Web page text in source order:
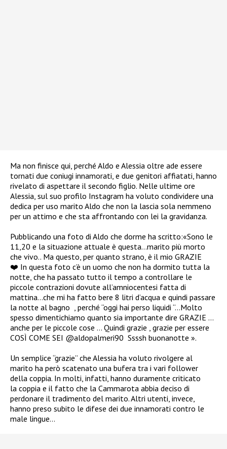
Ma non finisce qui, perché Aldo e Alessia oltre ade essere
tornati due coniugi innamorati, e due genitori affiatati, hanno
rivelato di aspettare il secondo figlio. Nelle ultime ore
Alessia, sul suo profilo Instagram ha voluto condividere una
dedica per uso marito Aldo che non la lascia sola nemmeno
per un attimo e che sta affrontando con lei la gravidanza.
Pubblicando una foto di Aldo che dorme ha scritto:«Sono le
11,20 e la situazione attuale è questa…marito più morto
che vivo.. Ma questo, per quanto strano, è il mio GRAZIE
❤️ In questa foto c’è un uomo che non ha dormito tutta la
notte, che ha passato tutto il tempo a controllare le
piccole contrazioni dovute all’amniocentesi fatta di
mattina…che mi ha fatto bere 8 litri d’acqua e quindi passare
la notte al bagno
, perché “oggi hai perso liquidi “…Molto
spesso dimentichiamo quanto sia importante dire GRAZIE …
anche per le piccole cose … Quindi grazie , grazie per essere
COSÌ COME SEI @aldopalmeri90 Ssssh buonanotte ».
Un semplice “grazie” che Alessia ha voluto rivolgere al
marito ha però scatenato una bufera tra i vari follower
della coppia. In molti, infatti, hanno duramente criticato
la coppia e il fatto che la Cammarota abbia deciso di
perdonare il tradimento del marito. Altri utenti, invece,
hanno preso subito le difese dei due innamorati contro le
male lingue…